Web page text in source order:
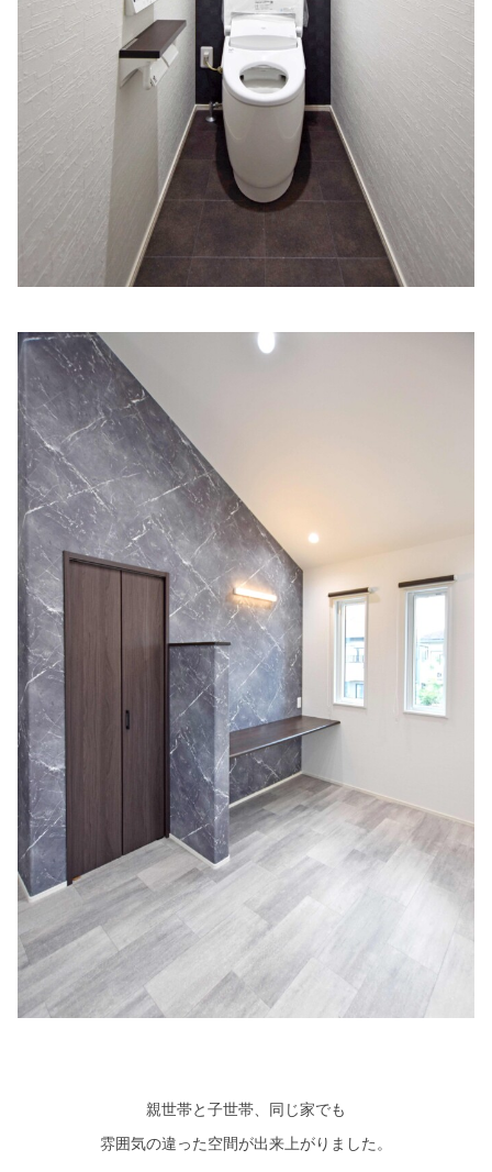
親世帯と子世帯、同じ家でも
雰囲気の違った空間が出来上がりました。